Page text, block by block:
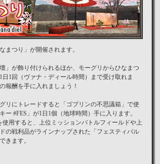
まつり」が開催されます。
」が飾り付けられるほか、モーグリからひなまつ
日1回（ヴァナ・ディール時間）まで受け取れま
報酬を手に入れましょう！
リにトレードすると「ゴブリンの不思議箱」で使
ー #FES」が1日1個（地球時間）手に入ります。
使用すると、上位ミッションバトルフィールドや上
の戦利品がラインナップされた「フェスティバル
きます。